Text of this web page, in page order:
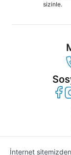
sizinle.
İnternet